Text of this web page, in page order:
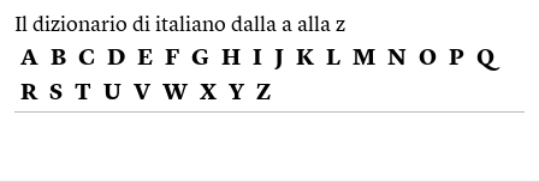
Il dizionario di italiano dalla a alla z
A B C D E F G H I J K L M N O P Q
R S T U V W X Y Z